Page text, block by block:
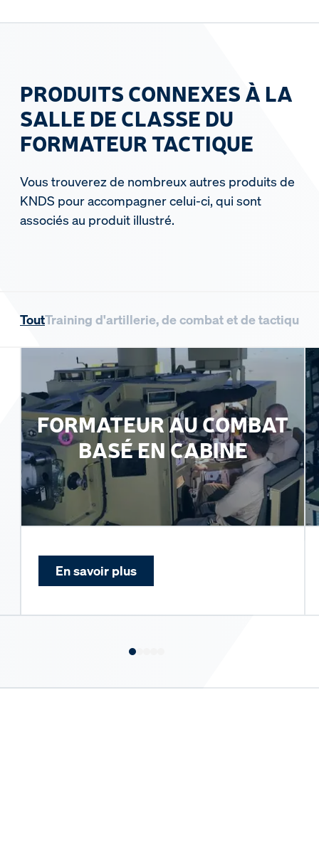
PRODUITS CONNEXES À LA
SALLE DE CLASSE DU
FORMATEUR TACTIQUE
Vous trouverez de nombreux autres produits de
KNDS pour accompagner celui-ci, qui sont
associés au produit illustré.
ToutTraining d'artillerie, de combat et de tactique
FORMATEUR AU COMBAT
BASÉ EN CABINE
En savoir plus